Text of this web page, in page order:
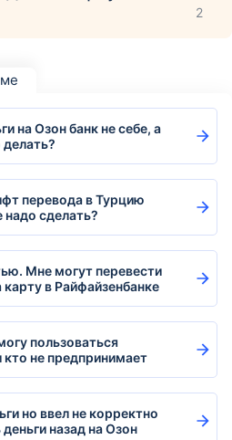
2
на Озон банк не себе, а
перевода в Турцию
надо сделать?
Мне могут перевести
карту в Райфайзенбанке
пользоваться
кто не предпринимает
но ввел не корректно
назад на Озон